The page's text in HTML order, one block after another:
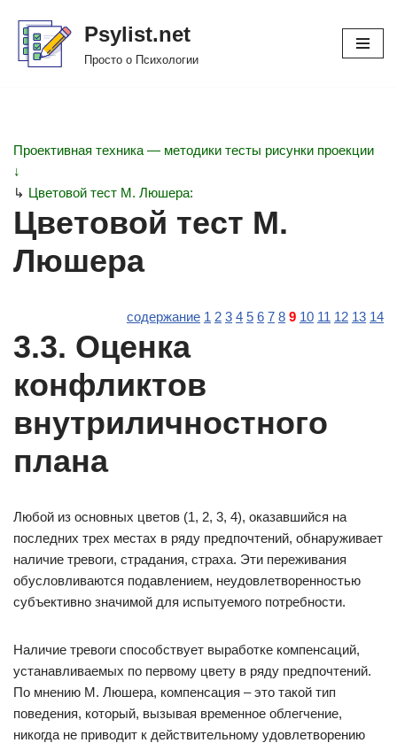
Перейти
Psylist.net
Просто о Психологии
Проективная техника — методики тесты рисунки проекции
↓
↳ Цветовой тест М. Люшера:
Цветовой тест М.
Люшера
содержание 1 2 3 4 5 6 7 8 9 10 11 12 13 14
3.3. Оценка
конфликтов
внутриличностного
плана
Любой из основных цветов (1, 2, 3, 4), оказавшийся на
последних трех местах в ряду предпочтений, обнаруживает
наличие тревоги, страдания, страха. Эти переживания
обусловливаются подавлением, неудовлетворенностью
субъективно значимой для испытуемого потребности.
Наличие тревоги способствует выработке компенсаций,
устанавливаемых по первому цвету в ряду предпочтений.
По мнению М. Люшера, компенсация – это такой тип
поведения, который, вызывая временное облегчение,
никогда не приводит к действительному удовлетворению